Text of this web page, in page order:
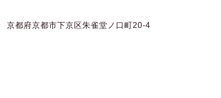
京都府京都市下京区朱雀堂ノ口町20-4